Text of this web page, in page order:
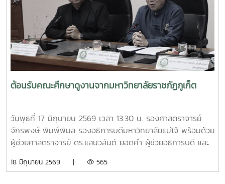
เรียนรู้และฝึกปฏิบัติ ทั้งนี้ กิจกรรมดังกล่าวจัดขึ้นภายใต้
โครงการส่งเสริมการจัดการขยะอย่างถูกวิธีและถูกสุขลักษณะ
ของชุมชนบ้านโปง ประจำปี 2569 โดยบูรณาการให้ความรู้ร่วม
กับเทศบาลตำบลป่าไผ่ และนางนิตยา วิริยา แม่หลวงบ้านหม้อ หมู๋
12 ตำบลป่าไผ่ ร่วมถ่ายทอดองค์ความรู้ด้านการคัดแยกขยะ การ
จัดการขยะอินทรีย์ กองทุนออมบุญขยะบ้านหม้อ และการใช้
ประโยชน์จากวัสดุเหลือใช้ เพื่อส่งเสริมให้ประชาชนสามารถนำ
ความรู้ไปประยุกต์ใช้ในครัวเรือน ลดปริมาณขยะที่ต้องนำไปกำจัด
อย่างยั่งยืน กิจกรรมครั้งนี้จัดขึ้น ณ ศาลาอเนกประสงค์ หมู่ที่ 6
ตำบลป่าไผ่ อำเภอสันทราย จังหวัดเชียงใหม่ ได้รับความสนใจ
จากประชาชน ผู้นำชุมชน และสถานศึกษาในพื้นที่เข้าร่วมกิจกรรม
ขับเคลื่อนการจัดการขยะตั้งแต่ต้นทาง เพื่อมุ่งสู่ชุมชนที่สะอาด
ต้อนรับคณะศึกษาดูงานจากมหาวิทยาลัยราชภัฏภูเก็ต
วันพุธที่ 17 มิถุนายน 2569 เวลา 13.30 น. รองศาสตราจารย์
จักรพงษ์ พิมพ์พิมล รองอธิการบดีมหาวิทยาลัยแม่โจ้ พร้อมด้วย
ผู้ช่วยศาสตราจารย์ ดร.แสนวสันต์ ยอดคำ ผู้ช่วยอธิการบดี และ
แวดล้อม นำทีมหัวหน้างานในสังกัดร่วมให้การต้อนรับ ผู้ช่วย
18 มิถุนายน 2569 | 565